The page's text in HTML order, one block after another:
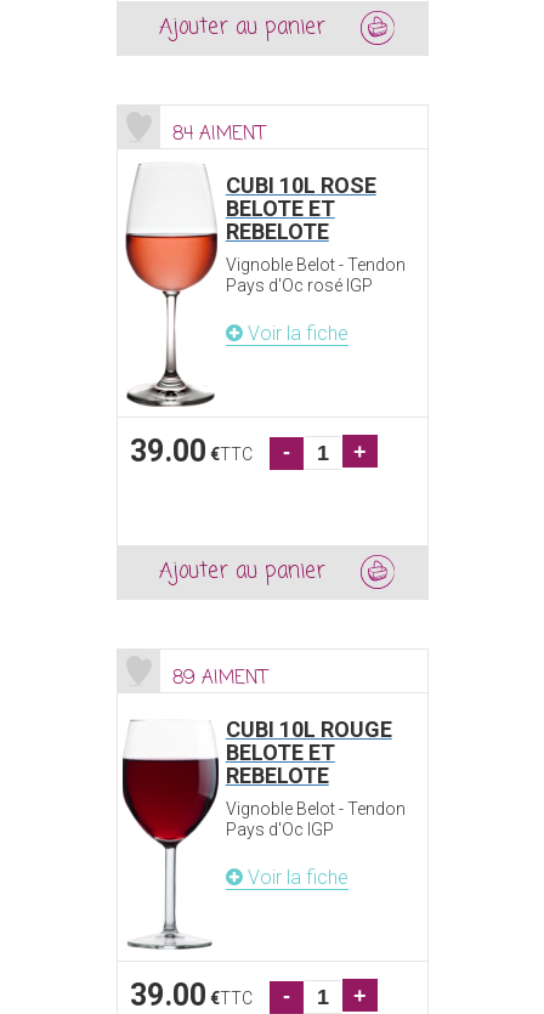
Ajouter au panier
84 AIMENT
CUBI 10L ROSE
BELOTE ET
REBELOTE
Vignoble Belot - Tendon
Pays d'Oc rosé IGP
Voir la fiche
39.00 €TTC - +
Ajouter au panier
89 AIMENT
CUBI 10L ROUGE
BELOTE ET
REBELOTE
Vignoble Belot - Tendon
Pays d'Oc IGP
Voir la fiche
39.00 €TTC - +